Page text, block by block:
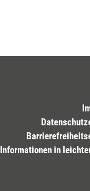
Informationen in